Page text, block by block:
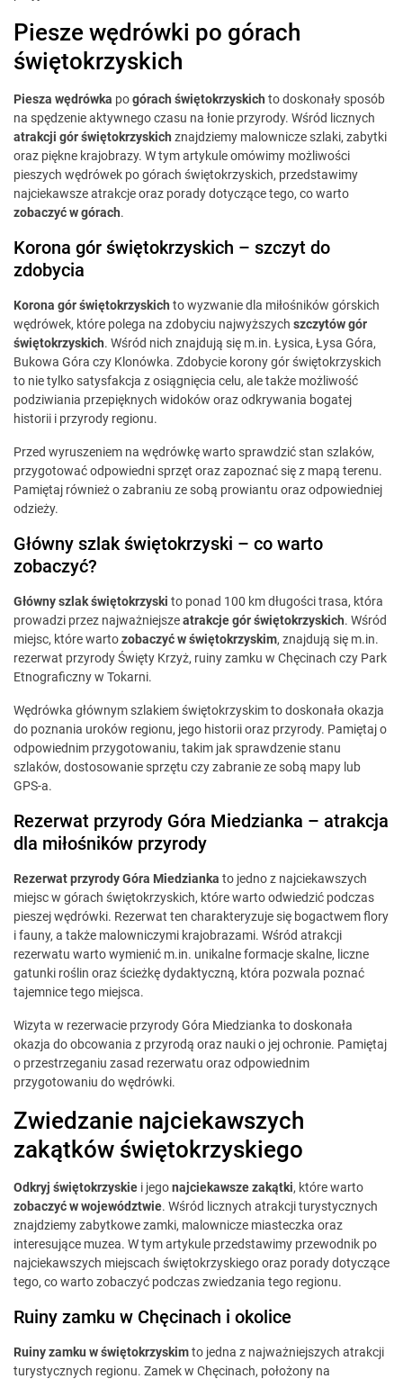
Piesze wędrówki po górach
świętokrzyskich
Piesza wędrówka pogórach świętokrzyskich to doskonały sposób
na spędzenie aktywnego czasu na łonie przyrody. Wśród licznych
atrakcji gór świętokrzyskich znajdziemy malownicze szlaki, zabytki
oraz piękne krajobrazy. W tym artykule omówimy możliwości
pieszych wędrówek po górach świętokrzyskich, przedstawimy
najciekawsze atrakcje oraz porady dotyczące tego, co warto
zobaczyć w górach.
Korona gór świętokrzyskich – szczyt do
zdobycia
Korona gór świętokrzyskich to wyzwanie dla miłośników górskich
wędrówek, które polega na zdobyciu najwyższych szczytów gór
świętokrzyskich. Wśród nich znajdują się m.in. Łysica, Łysa Góra,
Bukowa Góra czy Klonówka. Zdobycie korony gór świętokrzyskich
to nie tylko satysfakcja z osiągnięcia celu, ale także możliwość
podziwiania przepięknych widoków oraz odkrywania bogatej
historii i przyrody regionu.
Przed wyruszeniem na wędrówkę warto sprawdzić stan szlaków,
przygotować odpowiedni sprzęt oraz zapoznać się z mapą terenu.
Pamiętaj również o zabraniu ze sobą prowiantu oraz odpowiedniej
odzieży.
Główny szlak świętokrzyski – co warto
zobaczyć?
Główny szlak świętokrzyski to ponad 100 km długości trasa, która
prowadzi przez najważniejszeatrakcje gór świętokrzyskich. Wśród
miejsc, które wartozobaczyć w świętokrzyskim, znajdują się m.in.
rezerwat przyrody Święty Krzyż, ruiny zamku w Chęcinach czy Park
Etnograficzny w Tokarni.
Wędrówka głównym szlakiem świętokrzyskim to doskonała okazja
do poznania uroków regionu, jego historii oraz przyrody. Pamiętaj o
odpowiednim przygotowaniu, takim jak sprawdzenie stanu
szlaków, dostosowanie sprzętu czy zabranie ze sobą mapy lub
GPS-a.
Rezerwat przyrody Góra Miedzianka – atrakcja
dla miłośników przyrody
Rezerwat przyrody Góra Miedzianka to jedno z najciekawszych
miejsc w górach świętokrzyskich, które warto odwiedzić podczas
pieszej wędrówki. Rezerwat ten charakteryzuje się bogactwem flory
i fauny, a także malowniczymi krajobrazami. Wśród atrakcji
rezerwatu warto wymienić m.in. unikalne formacje skalne, liczne
gatunki roślin oraz ścieżkę dydaktyczną, która pozwala poznać
tajemnice tego miejsca.
Wizyta w rezerwacie przyrody Góra Miedzianka to doskonała
okazja do obcowania z przyrodą oraz nauki o jej ochronie. Pamiętaj
o przestrzeganiu zasad rezerwatu oraz odpowiednim
przygotowaniu do wędrówki.
Zwiedzanie najciekawszych
zakątków świętokrzyskiego
Odkryj świętokrzyskie i jegonajciekawsze zakątki, które warto
zobaczyć w województwie. Wśród licznych atrakcji turystycznych
znajdziemy zabytkowe zamki, malownicze miasteczka oraz
interesujące muzea. W tym artykule przedstawimy przewodnik po
najciekawszych miejscach świętokrzyskiego oraz porady dotyczące
tego, co warto zobaczyć podczas zwiedzania tego regionu.
Ruiny zamku w Chęcinach i okolice
Ruiny zamku w świętokrzyskimto jedna z najważniejszych atrakcji
turystycznych regionu. Zamek w Chęcinach, położony na